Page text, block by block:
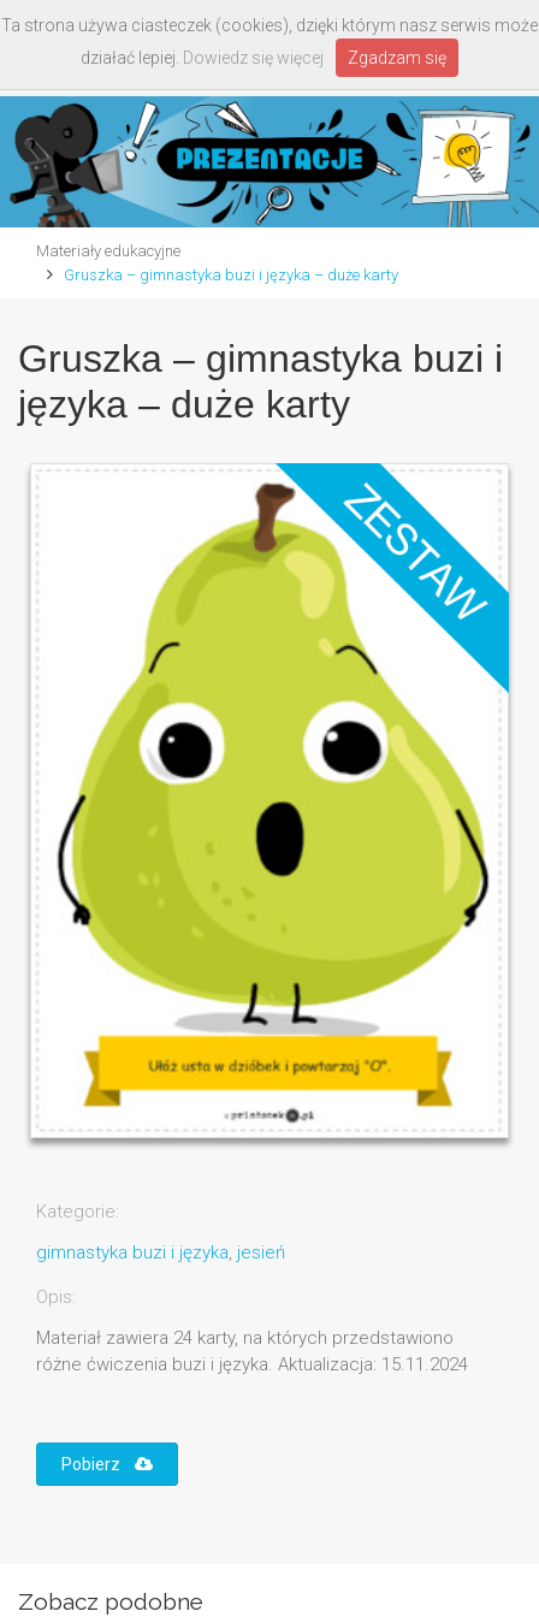
Materiały edukacyjne
Gruszka – gimnastyka buzi i języka – duże karty
Gruszka – gimnastyka buzi i
języka – duże karty
Kategorie:
gimnastyka buzi i języka, jesień
Opis:
Materiał zawiera 24 karty, na których przedstawiono
różne ćwiczenia buzi i języka. Aktualizacja: 15.11.2024
Pobierz
Zobacz podobne
Ta strona używa ciasteczek (cookies), dzięki którym nasz serwis może
działać lepiej. Dowiedz się więcej Zgadzam się